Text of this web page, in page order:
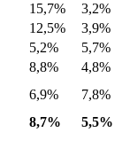
15,7%
3,2%
12,5%
3,9%
5,2%
5,7%
8,8%
4,8%
6,9%
7,8%
8,7%
5,5%